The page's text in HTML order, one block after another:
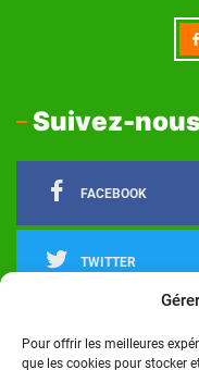
Pour offrir les meilleures
que les cookies pour stocker
Suivez-
FACEBOOK
TWITTER